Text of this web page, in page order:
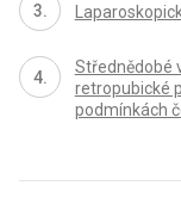
Střednědobé
retropubické
podmínkách